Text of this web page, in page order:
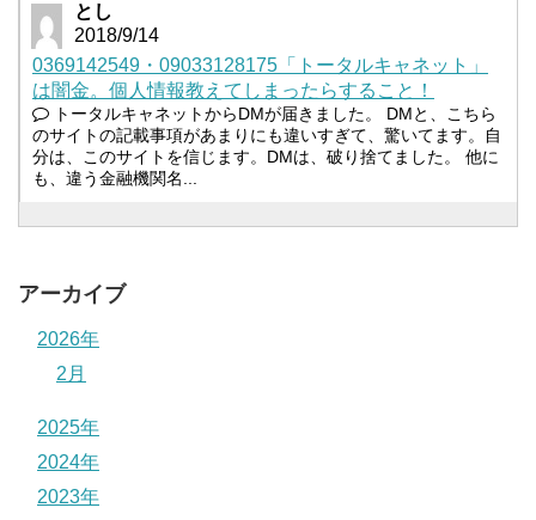
とし
2018/9/14
0369142549・09033128175「トータルキャネット」
は闇金。個人情報教えてしまったらすること！
トータルキャネットからDMが届きました。 DMと、こちら
のサイトの記載事項があまりにも違いすぎて、驚いてます。自
分は、このサイトを信じます。DMは、破り捨てました。 他に
も、違う金融機関名...
アーカイブ
2026年
2月
2025年
2024年
2023年